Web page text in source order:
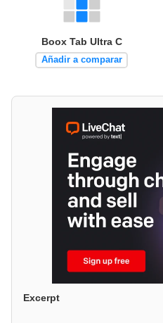
Boox Tab Ultra C
Añadir a comparar
Excerpt